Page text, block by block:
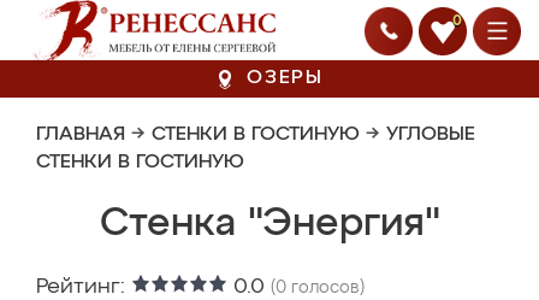
0
ОЗЕРЫ
ГЛАВНАЯ → СТЕНКИ В ГОСТИНУЮ → УГЛОВЫЕ
СТЕНКИ В ГОСТИНУЮ
Стенка "Энергия"
Рейтинг: 0.0 (0 голосов)